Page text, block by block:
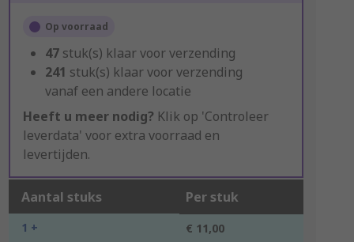
Op voorraad
47 stuk(s) klaar voor verzending
241 stuk(s) klaar voor verzending
vanaf een andere locatie
Heeft u meer nodig? Klik op 'Controleer
leverdata' voor extra voorraad en
levertijden.
Aantal stuks Per stuk
1 + € 11,00